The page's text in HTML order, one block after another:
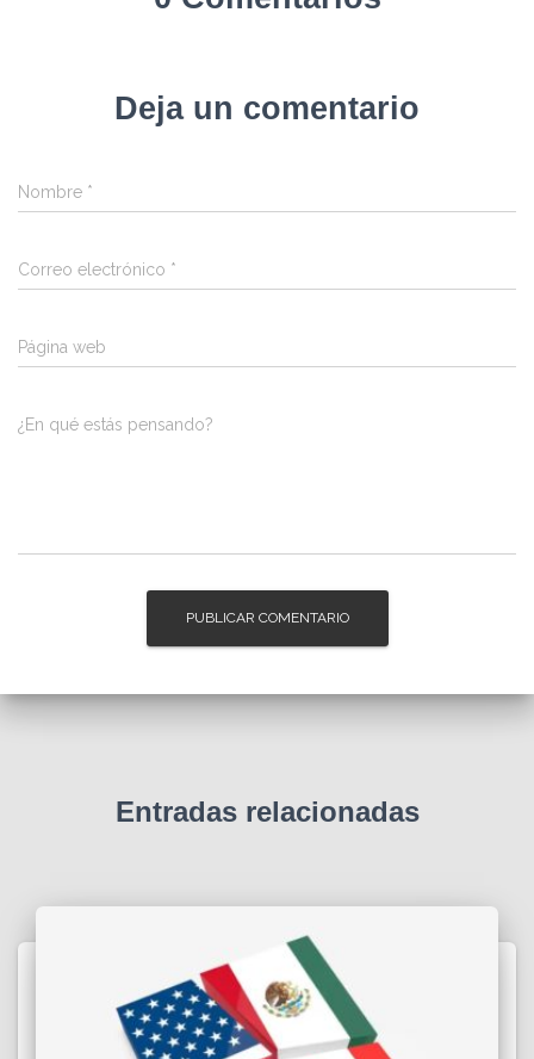
Deja un comentario
Nombre *
Correo electrónico *
Página web
¿En qué estás pensando?
Entradas relacionadas